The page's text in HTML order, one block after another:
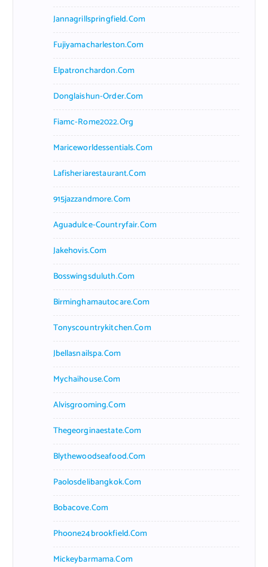
Jannagrillspringfield.com
Fujiyamacharleston.com
Elpatronchardon.com
Donglaishun-Order.com
Fiamc-Rome2022.org
Mariceworldessentials.com
Lafisheriarestaurant.com
915jazzandmore.com
Aguadulce-Countryfair.com
Jakehovis.com
Bosswingsduluth.com
Birminghamautocare.com
Tonyscountrykitchen.com
Jbellasnailspa.com
Mychaihouse.com
Alvisgrooming.com
Thegeorginaestate.com
Blythewoodseafood.com
Paolosdelibangkok.com
Bobacove.com
Phoone24brookfield.com
Mickeybarmama.com